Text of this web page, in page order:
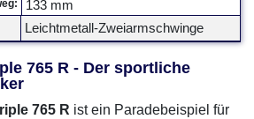
133 mm
Leichtmetall-Zweiarmschwinge
765 R - Der sportliche
765 R ist ein Paradebeispiel für